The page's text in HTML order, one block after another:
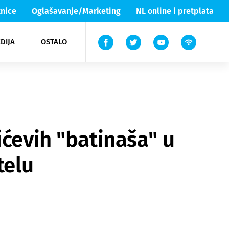
Oglašavanje/Marketing NL online i pretplata
OSTALO
Lika & Senj
TV
"batinaša" u